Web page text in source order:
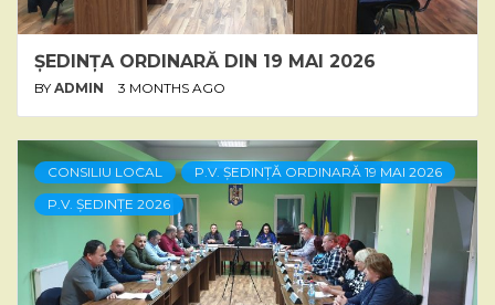
ȘEDINȚA ORDINARĂ DIN 19 MAI 2026
BY ADMIN 3 MONTHS AGO
CONSILIU LOCAL
P.V. ȘEDINȚĂ ORDINARĂ 19 MAI 2026
P.V. ȘEDINȚE 2026